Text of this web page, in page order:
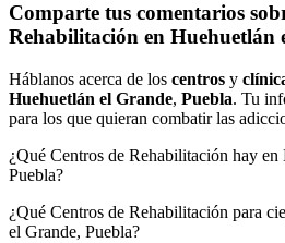
Comparte tus comentarios
Rehabilitación en Huehuetlán
Háblanos acerca de los centros y
Huehuetlán el Grande, Puebla. Tu
para los que quieran combatir las
¿Qué Centros de Rehabilitación hay
Puebla?
¿Qué Centros de Rehabilitación para
el Grande, Puebla?